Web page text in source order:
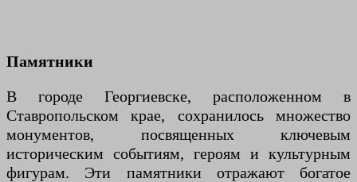
Памятники
В городе Георгиевске, расположенном в
Ставропольском крае, сохранилось множество
монументов, посвященных ключевым
историческим событиям, героям и культурным
фигурам. Эти памятники отражают богатое